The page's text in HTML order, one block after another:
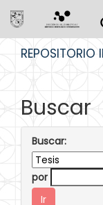
REPOSITORIO
Buscar
Buscar:
por